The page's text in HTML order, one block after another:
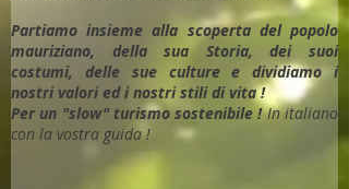
Partiamo insieme alla scoperta del popolo
mauriziano, della sua Storia, dei suoi
costumi, delle sue culture e dividiamo i
nostri valori ed i nostri stili di vita !
Per un "slow" turismo sostenibile !In italiano
con la vostra guida !